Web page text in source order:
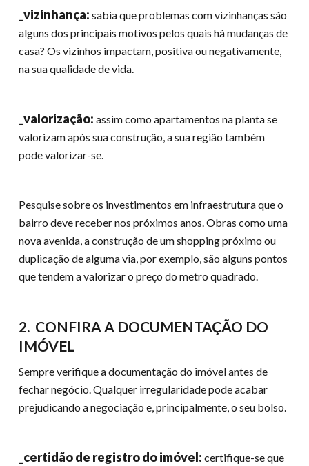
_vizinhança:sabia que problemas com vizinhanças são
alguns dos principais motivos pelos quais há mudanças de
casa? Os vizinhos impactam, positiva ou negativamente,
na sua qualidade de vida.
_valorização:assim como apartamentos na planta se
valorizam após sua construção, a sua região também
pode valorizar-se.
Pesquise sobre os investimentos em infraestrutura que o
bairro deve receber nos próximos anos. Obras como uma
nova avenida, a construção de um shopping próximo ou
duplicação de alguma via, por exemplo, são alguns pontos
que tendem a valorizar o preço do metro quadrado.
2. CONFIRA A DOCUMENTAÇÃO DO
IMÓVEL
Sempre verifique a documentação do imóvel antes de
fechar negócio. Qualquer irregularidade pode acabar
prejudicando a negociação e, principalmente, o seu bolso.
_certidão de registro do imóvel:certifique-se que